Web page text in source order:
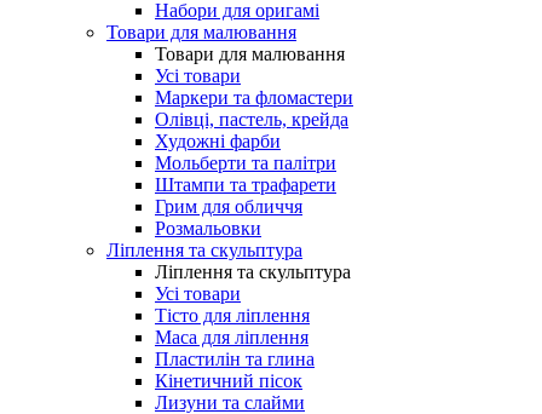
Набори для оригамі
Товари для малювання
Товари для малювання
Усі товари
Маркери та фломастери
Олівці, пастель, крейда
Художні фарби
Мольберти та палітри
Штампи та трафарети
Грим для обличчя
Розмальовки
Ліплення та скульптура
Ліплення та скульптура
Усі товари
Тісто для ліплення
Маса для ліплення
Пластилін та глина
Кінетичний пісок
Лизуни та слайми